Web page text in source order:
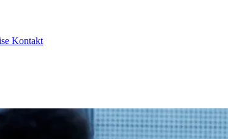
Kontakt